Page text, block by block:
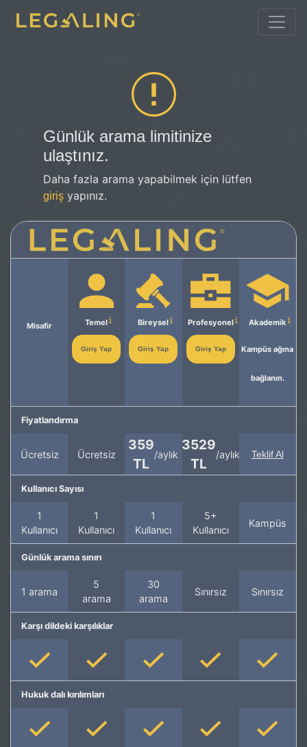
Günlük arama limitinize
ulaştınız.
Daha fazla arama yapabilmek için lütfen
giriş yapınız.
Misafir Temel
Giriş Yap
Bireysel
Giriş Yap
Profesyonel
Giriş Yap
Akademik
Kampüs ağına
bağlanın.
Fiyatlandırma
Ücretsiz Ücretsiz
359
TL
/aylık
3529
TL
/aylık Teklif Al
Kullanıcı Sayısı
1
Kullanıcı
1
Kullanıcı
1
Kullanıcı
5+
Kullanıcı
Kampüs
Günlük arama sınırı
1 arama
5
arama
30
arama
Sınırsız Sınırsız
Karşı dildeki karşılıklar
Hukuk dalı kırılımları